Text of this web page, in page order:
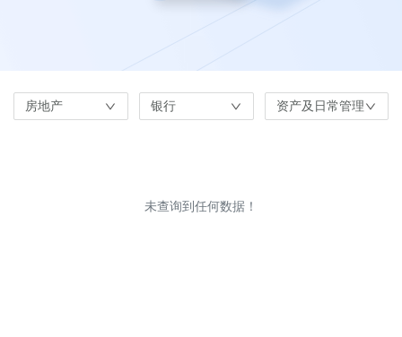
房地产 银行 资产及日常管理
未查询到任何数据！